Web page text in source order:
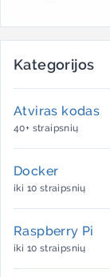
Kategorijos
Atviras kodas
40+ straipsnių
Docker
iki 10 straipsnių
Raspberry Pi
iki 10 straipsnių